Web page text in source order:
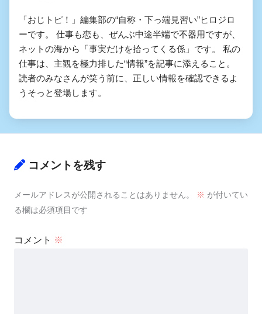
「おじトピ！」編集部の“自称・下っ端見習い”ヒロジロ
ーです。 仕事も恋も、ぜんぶ中途半端で不器用ですが、
ネットの海から「事実だけを拾ってくる係」です。 私の
仕事は、主観を極力排した“情報”を記事に添えること。
読者のみなさんが笑う前に、正しい情報を確認できるよ
うそっと登場します。
コメントを残す
メールアドレスが公開されることはありません。 ※ が付いてい
る欄は必須項目です
コメント ※